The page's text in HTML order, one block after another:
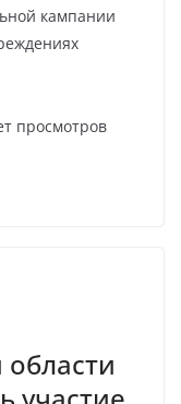
кампании
просмотров